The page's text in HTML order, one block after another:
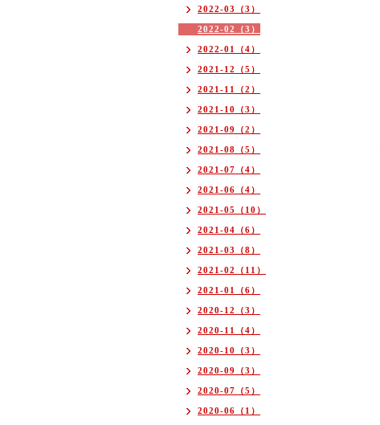
2022-03（3）
2022-02（3）
2022-01（4）
2021-12（5）
2021-11（2）
2021-10（3）
2021-09（2）
2021-08（5）
2021-07（4）
2021-06（4）
2021-05（10）
2021-04（6）
2021-03（8）
2021-02（11）
2021-01（6）
2020-12（3）
2020-11（4）
2020-10（3）
2020-09（3）
2020-07（5）
2020-06（1）